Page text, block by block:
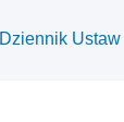
Dziennik Ustaw